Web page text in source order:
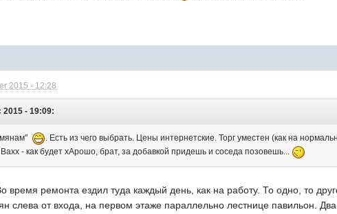
2015 - 12:28
- 19:09:
. Есть из чего выбрать. Цены интернетские. Торг уместен (как на
- как будет хАрошо, брат, за добавкой придешь и соседа позовешь...
время ремонта ездил туда каждый день, как на работу. То одно, то
слева от входа, на первом этаже параллельно лестнице павильон.